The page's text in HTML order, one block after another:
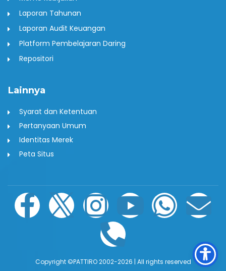
Laporan Tahunan
Laporan Audit Keuangan
Platform Pembelajaran Daring
Repositori
Lainnya
Syarat dan Ketentuan
Pertanyaan Umum
Identitas Merek
Peta Situs
Copyright ©PATTIRO 2002-2026 | All rights reserved
F
a
c
I
c
o
I
n
s
Y
o
u
W
h
a
E
n
v
P
h
o